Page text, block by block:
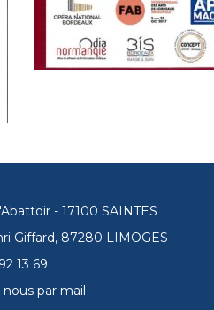
- 17100 SAINTES
Giffard, 87280 LIMOGES
13 69
par mail